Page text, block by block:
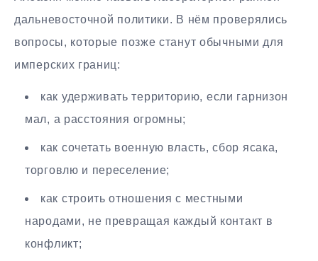
дальневосточной политики. В нём проверялись
вопросы, которые позже станут обычными для
имперских границ:
как удерживать территорию, если гарнизон
мал, а расстояния огромны;
как сочетать военную власть, сбор ясака,
торговлю и переселение;
как строить отношения с местными
народами, не превращая каждый контакт в
конфликт;